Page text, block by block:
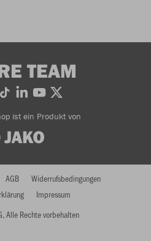
TEAM
ist ein Produkt von
Alle Rechte vorbehalten
AGB
Widerrufsbedingungen
Impressum